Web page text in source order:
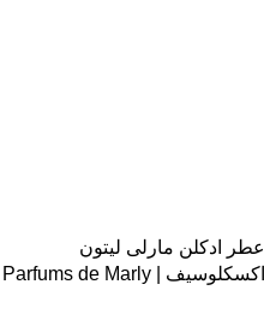
عطر ادکلن مارلی لیتون
اکسکلوسیف | Parfums de Marly